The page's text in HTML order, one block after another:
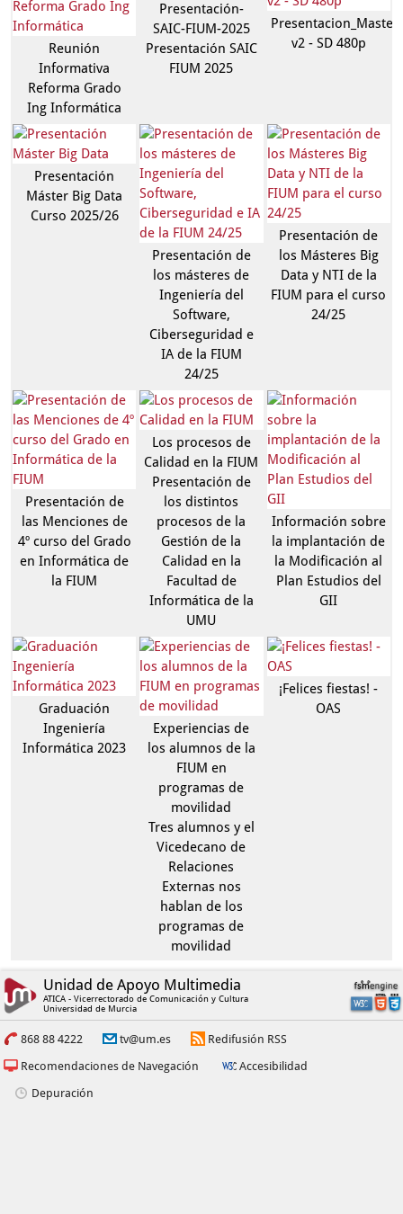
Reunión
Informativa
Reforma Grado
Ing Informática
Presentación-
SAIC-FIUM-2025
Presentación SAIC
FIUM 2025
v2 - SD 480p
Presentación
Máster Big Data
Curso 2025/26
Presentación de
los másteres de
Ingeniería del
Software,
Ciberseguridad e
IA de la FIUM
24/25
Presentación de
los Másteres Big
Data y NTI de la
FIUM para el curso
24/25
Presentación de
las Menciones de
4º curso del Grado
en Informática de
la FIUM
Los procesos de
Calidad en la FIUM
Presentación de
los distintos
procesos de la
Gestión de la
Calidad en la
Facultad de
Informática de la
UMU
Información sobre
la implantación de
la Modificación al
Plan Estudios del
GII
Graduación
Ingeniería
Informática 2023
Experiencias de
los alumnos de la
FIUM en
programas de
movilidad
Tres alumnos y el
Vicedecano de
Relaciones
Externas nos
hablan de los
programas de
movilidad
¡Felices fiestas! -
OAS
Unidad de Apoyo Multimedia
ATICA - Vicerrectorado de Comunicación y Cultura
Universidad de Murcia
868 88 4222 tv@um.es
Redifusión RSS
Recomendaciones de Navegación
Accesibilidad
Depuración